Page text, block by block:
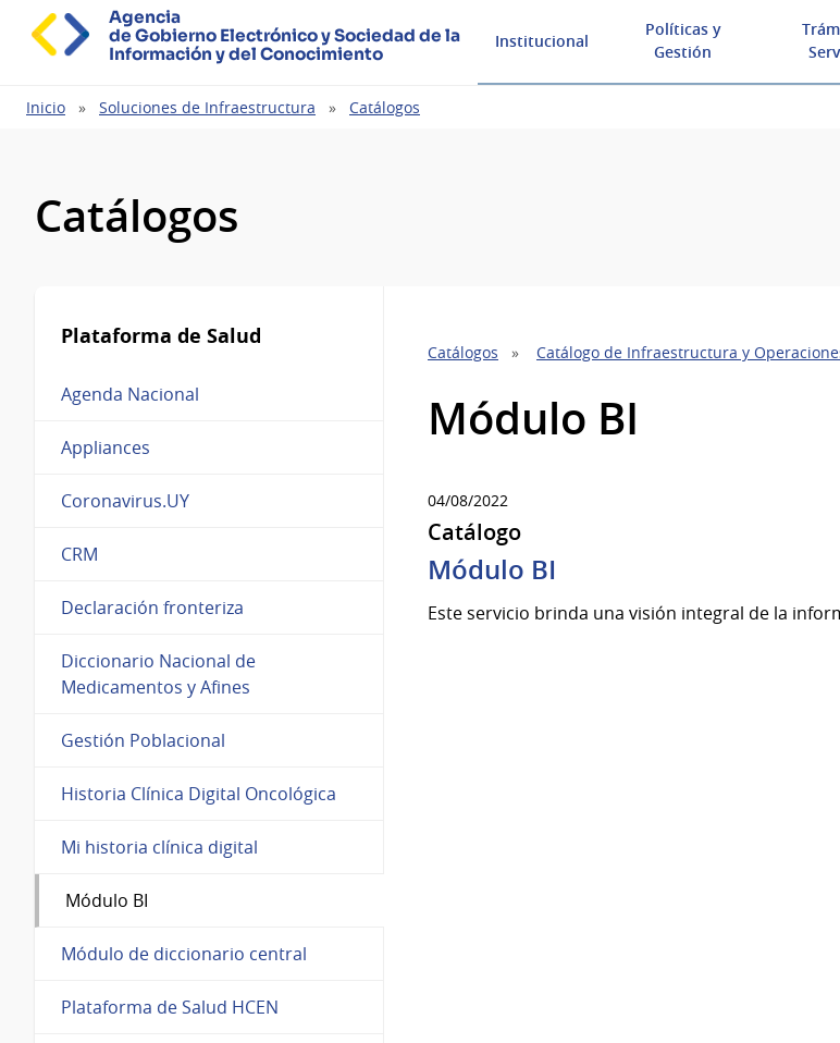
Agencia
de Gobierno Electrónico y Sociedad de la
Información y del Conocimiento
Institucional
Políticas y
Gestión
Ruta
Inicio Soluciones de Infraestructura Catálogos
Catálogos
Plataforma de Salud
Agenda Nacional
Appliances
Coronavirus.UY
CRM
Declaración fronteriza
Diccionario Nacional de
Medicamentos y Afines
Gestión Poblacional
Historia Clínica Digital Oncológica
Mi historia clínica digital
Módulo BI
Módulo de diccionario central
Plataforma de Salud HCEN
Catálogos Catálogo de Infraestructura y
Módulo BI
04/08/2022
Catálogo
Módulo BI
Este servicio brinda una visión integral de la